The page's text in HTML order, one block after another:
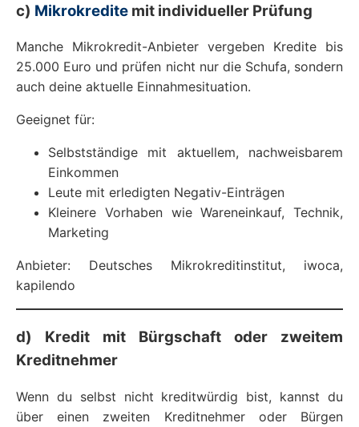
c) Mikrokredite mit individueller Prüfung
Manche Mikrokredit-Anbieter vergeben Kredite bis
25.000 Euro und prüfen nicht nur die Schufa, sondern
auch deine aktuelle Einnahmesituation.
Geeignet für:
Selbstständige mit aktuellem, nachweisbarem
Einkommen
Leute mit erledigten Negativ-Einträgen
Kleinere Vorhaben wie Wareneinkauf, Technik,
Marketing
Anbieter: Deutsches Mikrokreditinstitut, iwoca,
kapilendo
d) Kredit mit Bürgschaft oder zweitem
Kreditnehmer
Wenn du selbst nicht kreditwürdig bist, kannst du
über einen zweiten Kreditnehmer oder Bürgen